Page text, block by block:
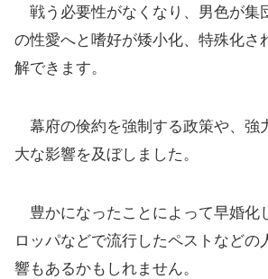
戦う必要性がなくなり、男色が集
の性愛へと嗜好が矮小化、特殊化さ
解できます。
幕府の倹約を強制する政策や、強
大な影響を及ぼしました。
豊かになったことによって早婚化
ロッパなどで流行したペストなどの
響もあるかもしれません。